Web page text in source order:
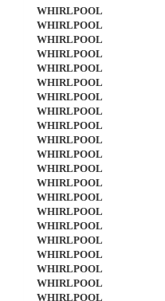
WHIRLPOOL
WHIRLPOOL
WHIRLPOOL
WHIRLPOOL
WHIRLPOOL
WHIRLPOOL
WHIRLPOOL
WHIRLPOOL
WHIRLPOOL
WHIRLPOOL
WHIRLPOOL
WHIRLPOOL
WHIRLPOOL
WHIRLPOOL
WHIRLPOOL
WHIRLPOOL
WHIRLPOOL
WHIRLPOOL
WHIRLPOOL
WHIRLPOOL
WHIRLPOOL